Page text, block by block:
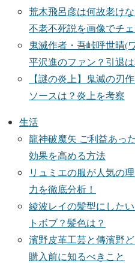
荒木飛呂彦は何故老け
不老不死説を画像でチ
鬼滅作者・吾峠呼世晴(
平沢進のファン？引退
【謎の炎上】鬼滅の刃
ソースは？炎上を考察
生活
龍神破魔矢 ご利益あっ
効果を高める方法
リュミエの服が人気の
力を徹底分析！
綾波レイの髪型にした
トボブ？髪色は？
濱野皮革工芸と傳濱野
購入前に知るべきこと